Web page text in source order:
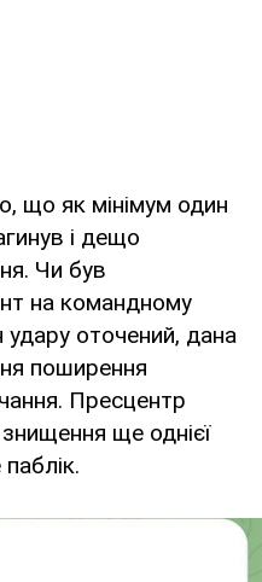
що як мінімум один
і дещо
Чи був
на командному
удару оточений, дана
поширення
Пресцентр
ще однієї